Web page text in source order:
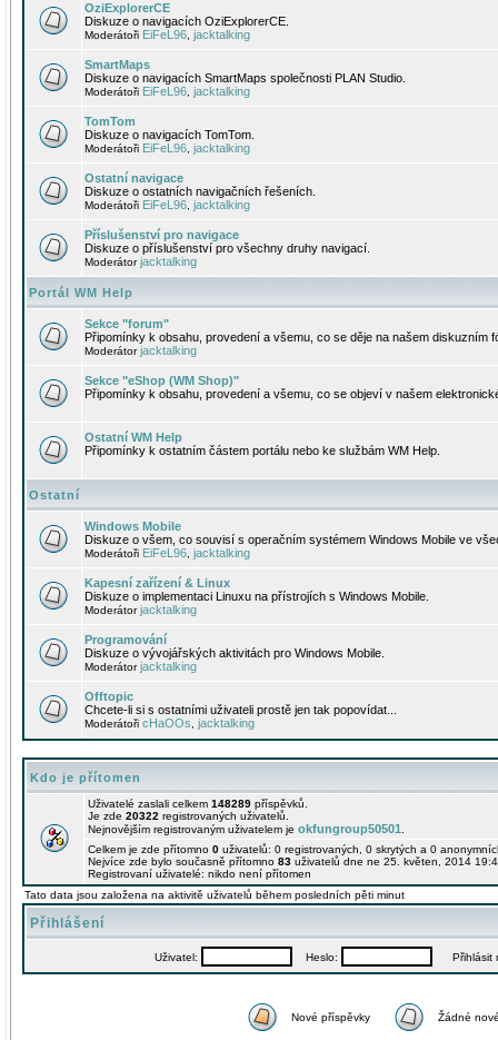
OziExplorerCE
Diskuze o navigacích OziExplorerCE.
Moderátoři EiFeL96 jacktalking
SmartMaps
Diskuze o navigacích SmartMaps společnosti PLAN Studio.
Moderátoři EiFeL96 jacktalking
TomTom
Diskuze o navigacích TomTom.
Moderátoři EiFeL96 jacktalking
Ostatní navigace
Diskuze o ostatních navigačních řešeních.
Moderátoři EiFeL96 jacktalking
Příslušenství pro navigace
Diskuze o příslušenství pro všechny druhy navigací.
Moderátorjacktalking
Portál WM Help
Sekce "forum"
Připomínky k obsahu, provedení a všemu, co se děje na našem diskuzním
Moderátorjacktalking
Sekce "eShop (WM Shop)"
Připomínky k obsahu, provedení a všemu, co se objeví v našem
Ostatní WM Help
Připomínky k ostatním částem portálu nebo ke službám WM Help.
Ostatní
Windows Mobile
Diskuze o všem, co souvisí s operačním systémem Windows Mobile ve
Moderátoři EiFeL96 jacktalking
Kapesní zařízení & Linux
Diskuze o implementaci Linuxu na přístrojích s Windows Mobile.
Moderátorjacktalking
Programování
Diskuze o vývojářských aktivitách pro Windows Mobile.
Moderátorjacktalking
Offtopic
Chcete-li si s ostatními uživateli prostě jen tak popovídat...
Moderátoři cHaOOs jacktalking
Kdo je přítomen
Uživatelé zaslali celkem 148289 příspěvků.
Je zde 20322 registrovaných uživatelů.
Nejnovějším registrovaným uživatelem je okfungroup50501
Celkem je zde přítomno 0 uživatelů: 0 registrovaných, 0 skrytých a 0
Nejvíce zde bylo současně přítomno 83 uživatelů dne ne 25. květen, 2014
Registrovaní uživatelé: nikdo není přítomen
Tato data jsou založena na aktivitě uživatelů během posledních pěti minut
Přihlášení
Uživatel: Heslo: Přihlásit
Nové příspěvky Žádné